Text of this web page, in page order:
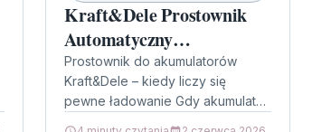
Kraft&Dele Prostownik
Automatyczny
Akumulatorowy 12 24V
Prostownik do akumulatorów
Kraft&Dele – kiedy liczy się
pewne ładowanie Gdy akumulator